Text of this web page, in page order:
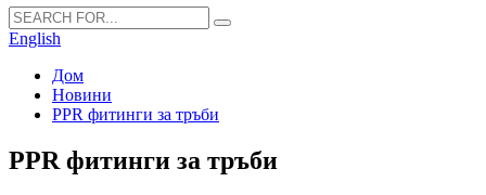
English
Дом
Новини
PPR фитинги за тръби
PPR фитинги за тръби